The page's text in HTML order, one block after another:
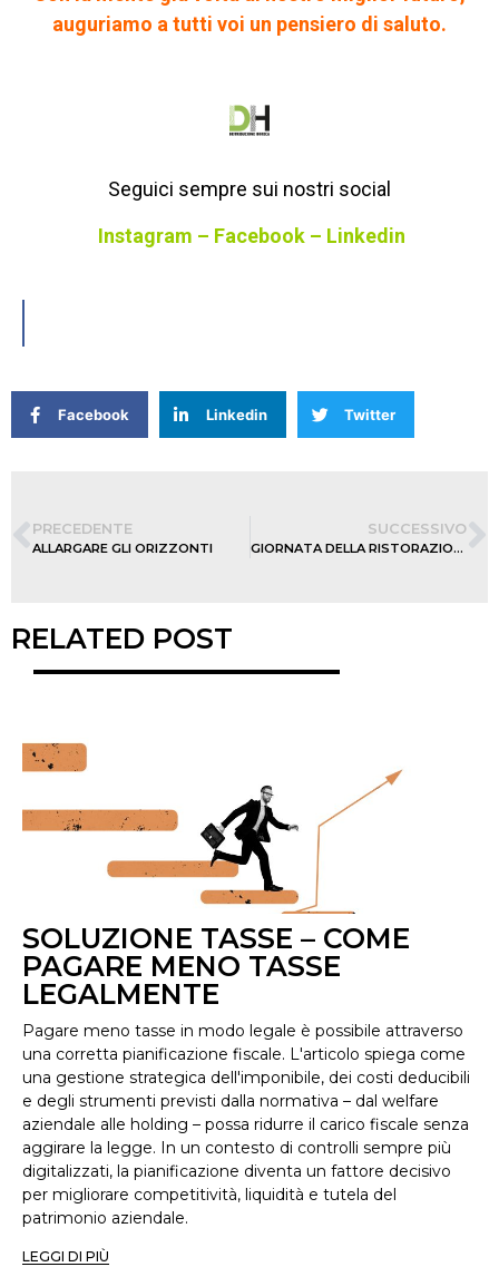
auguriamo a tutti voi un pensiero di saluto.
Seguici sempre sui nostri social
Instagram – Facebook – Linkedin
Facebook Linkedin Twitter
PRECEDENTE
ALLARGARE GLI ORIZZONTI
SUCCESSIVO
GIORNATA DELLA RISTORAZIONE
RELATED POST
SOLUZIONE TASSE – COME
PAGARE MENO TASSE
LEGALMENTE
Pagare meno tasse in modo legale è possibile attraverso
una corretta pianificazione fiscale. L'articolo spiega come
una gestione strategica dell'imponibile, dei costi deducibili
e degli strumenti previsti dalla normativa – dal welfare
aziendale alle holding – possa ridurre il carico fiscale senza
aggirare la legge. In un contesto di controlli sempre più
digitalizzati, la pianificazione diventa un fattore decisivo
per migliorare competitività, liquidità e tutela del
patrimonio aziendale.
LEGGI DI PIÙ